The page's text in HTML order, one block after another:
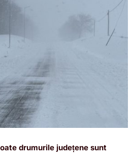
drumurile județene sunt